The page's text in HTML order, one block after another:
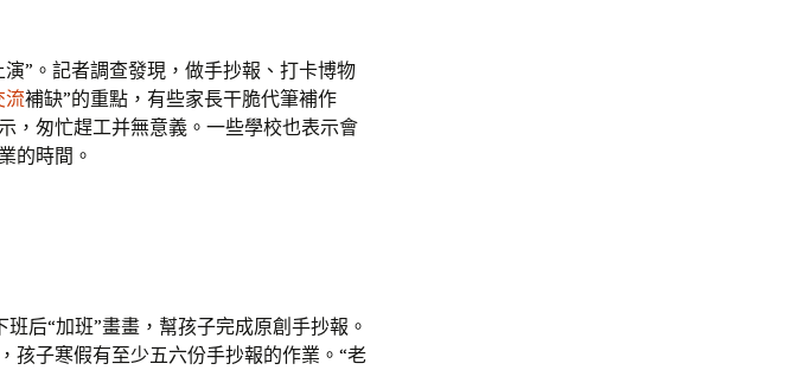
”。記者調查發現，做手抄報、打卡博物
流補缺”的重點，有些家長干脆代筆補作
，匆忙趕工并無意義。一些學校也表示會
的時間。
后“加班”畫畫，幫孩子完成原創手抄報。
孩子寒假有至少五六份手抄報的作業。“老